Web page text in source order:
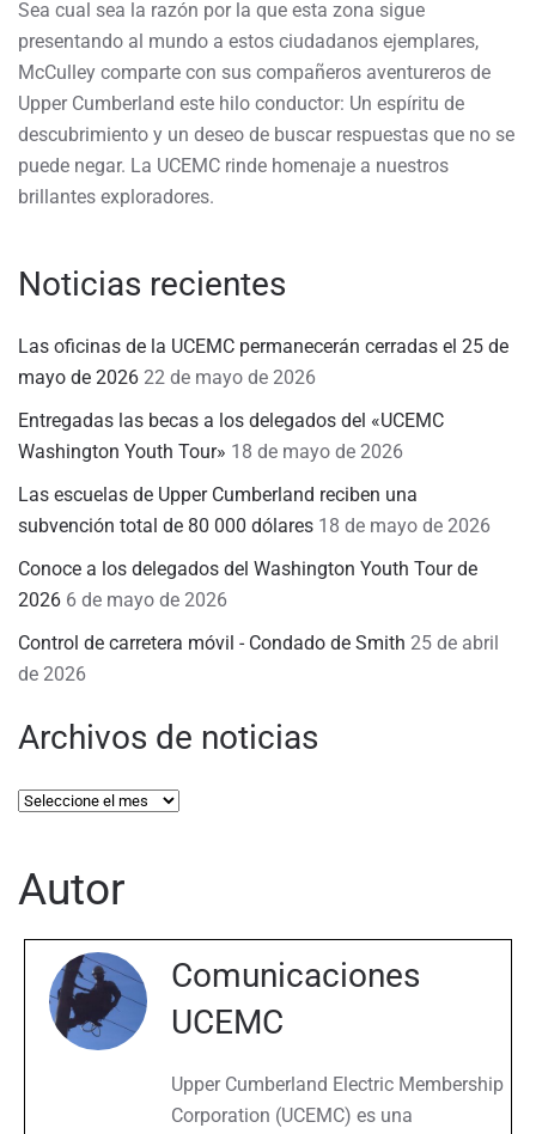
Sea cual sea la razón por la que esta zona sigue
presentando al mundo a estos ciudadanos ejemplares,
McCulley comparte con sus compañeros aventureros de
Upper Cumberland este hilo conductor: Un espíritu de
descubrimiento y un deseo de buscar respuestas que no se
puede negar. La UCEMC rinde homenaje a nuestros
brillantes exploradores.
Noticias recientes
Las oficinas de la UCEMC permanecerán cerradas el 25 de
mayo de 2026 22 de mayo de 2026
Entregadas las becas a los delegados del «UCEMC
Washington Youth Tour» 18 de mayo de 2026
Las escuelas de Upper Cumberland reciben una
subvención total de 80 000 dólares 18 de mayo de 2026
Conoce a los delegados del Washington Youth Tour de
2026 6 de mayo de 2026
Control de carretera móvil - Condado de Smith 25 de abril
de 2026
Archivos de noticias
Archivos
Autor
Comunicaciones
UCEMC
Upper Cumberland Electric Membership
Corporation (UCEMC) es una